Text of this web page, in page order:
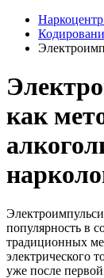
как
популярность в
традиционных
электрического
уже после